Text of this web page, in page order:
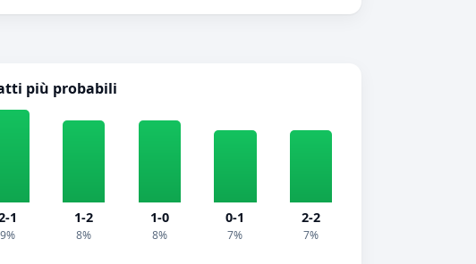
più probabili
1
9%
1-2
8%
1-0
8%
0-1
7%
2-2
7%